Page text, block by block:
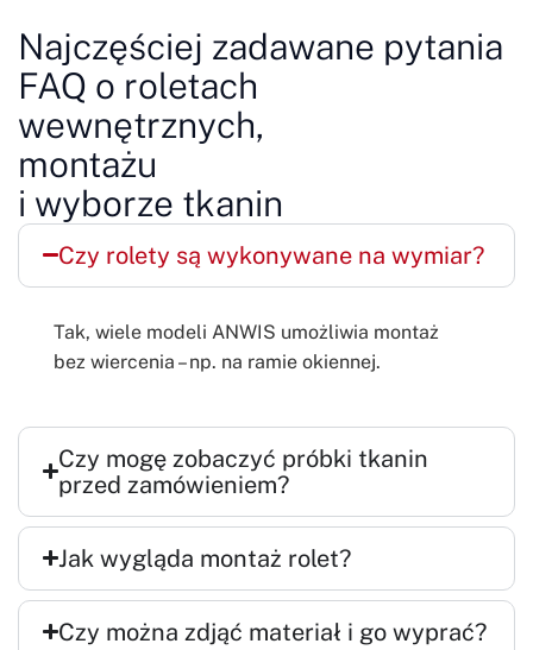
Najczęściej zadawane pytania
FAQ o roletach
wewnętrznych,
montażu
i wyborze tkanin
Czy rolety są wykonywane na wymiar?
Tak, wiele modeli ANWIS umożliwia montaż
bez wiercenia – np. na ramie okiennej.
Czy mogę zobaczyć próbki tkanin
przed zamówieniem?
Jak wygląda montaż rolet?
Czy można zdjąć materiał i go wyprać?